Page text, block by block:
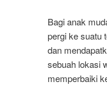
Bagi anak
pergi ke suatu
dan
sebuah lokasi
memperbaiki